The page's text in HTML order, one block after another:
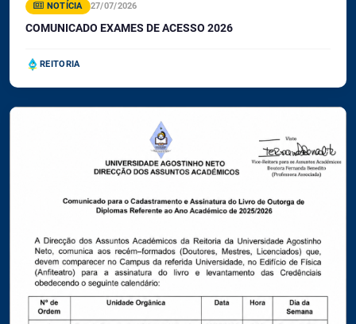
NOTÍCIA 27/07/2026
COMUNICADO EXAMES DE ACESSO 2026
REITORIA